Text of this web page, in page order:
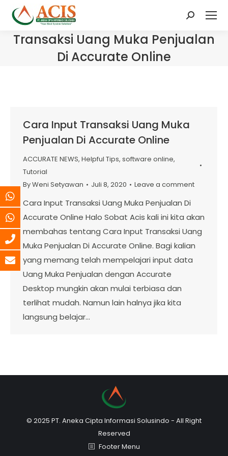
Search:
Transaksi Uang Muka Penjualan
Di Accurate Online
Cara Input Transaksi Uang Muka
Penjualan Di Accurate Online
ACCURATE NEWS, Helpful Tips, software online,
Tutorial
ByWeni Setyawan Juli 8, 2020 Leave a comment
Cara Input Transaksi Uang Muka Penjualan Di
Accurate Online Halo Sobat Acis kali ini kita akan
membahas tentang Cara Input Transaksi Uang
Muka Penjualan Di Accurate Online. Bagi kalian
yang memang telah mempelajari input data
Uang Muka Penjualan dengan Accurate
Desktop mungkin akan mulai terbiasa dan
terlihat mudah. Namun lain halnya jika kita
langsung belajar…
© 2025 PT. Aneka Cipta Informasi Solusindo - All Right
Reserved
Footer Menu